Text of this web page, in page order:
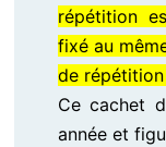
répétition
fixé au
de
Ce cachet
année et